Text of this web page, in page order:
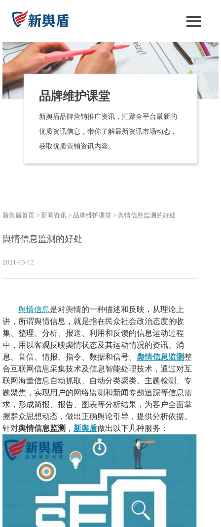
品牌维护课堂
新舆盾品牌营销推广资讯，汇聚全平台最新的
优质资讯信息，带你了解最新资讯市场动态，
获取优质营销资讯内容。
新舆盾首页 > 新闻资讯 > 品牌维护课堂 > 舆情信息监测的好处
舆情信息监测的好处
2021-03-12
舆情信息是对舆情的一种描述和反映，从理论上
讲，所谓舆情信息，就是指在民众社会政治态度的收
集、整理、分析、报送、利用和反馈的信息运动过程
中，用以客观反映舆情状态及其运动情况的资讯、消
息、音信、情报、指令、数据和信号。 舆情信息监测整
合互联网信息采集技术及信息智能处理技术，通过对互
联网海量信息自动抓取、自动分类聚类、主题检测、专
题聚焦，实现用户的网络监测和新闻专题追踪等信息需
求，形成简报、报告、图表等分析结果，为客户全面掌
握群众思想动态，做出正确舆论引导，提供分析依据。
针对舆情信息监测 ， 新舆盾做出以下几种服务：